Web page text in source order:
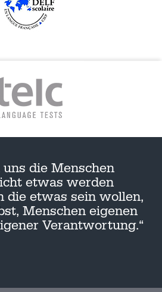
die Menschen
etwas werden
die etwas sein wollen,
Menschen eigenen
Verantwortung.“